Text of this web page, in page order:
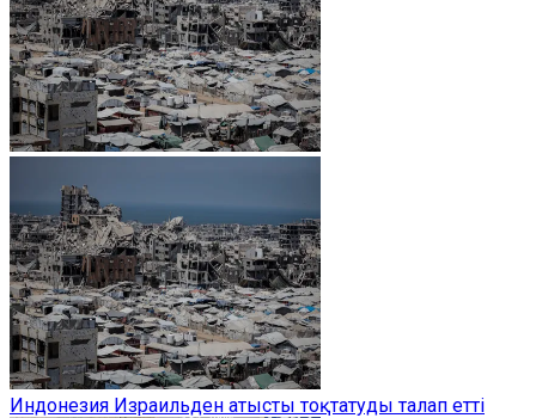
Индонезия Израильден атысты тоқтатуды талап етті